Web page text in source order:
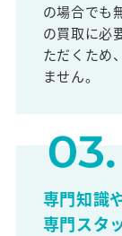
の場合でも
の買取に必
ただくため
ません。
専門知識
専門スタ